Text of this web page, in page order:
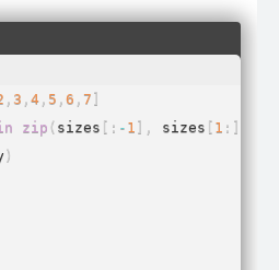
, 3 , 4 , 5 , 6 , 7 ]
zip ( sizes [ : - 1 ] , sizes [ 1 : ]
)